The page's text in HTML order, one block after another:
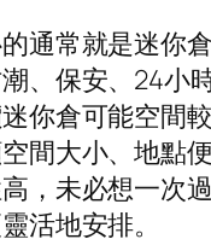
通常就是迷你
、保安、24小
你倉可能空間
間大小、地點
，未必想一次
活地安排。